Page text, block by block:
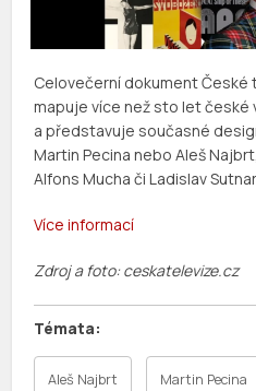
Celovečerní dokument České
mapuje více než sto let české
a představuje současné
Martin Pecina nebo Aleš
Alfons Mucha či Ladislav
Více informací
Zdroj a foto: ceskatelevize.cz
Aleš Najbrt Martin Pecina